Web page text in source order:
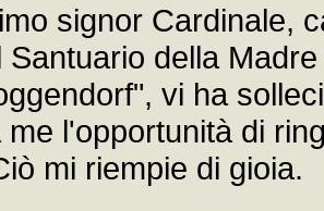
signor Cardinale,
Santuario della
vi ha
me l'opportunità di
mi riempie di gioia.